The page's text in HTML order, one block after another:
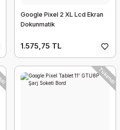
Google Pixel 2 XL Lcd Ekran
Dokunmatik
1.575,75 TL
Tükendi